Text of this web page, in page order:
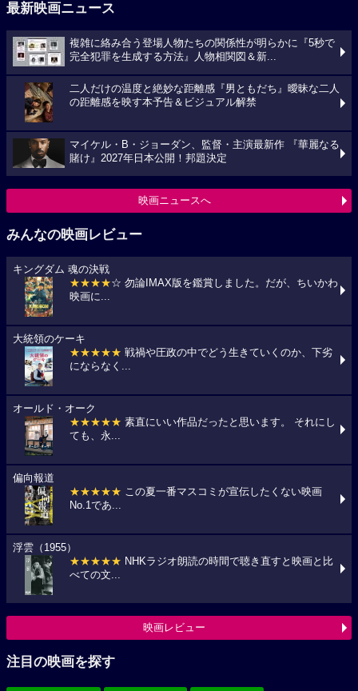
最新映画ニュース
複雑に絡み合う登場人物たちの関係性が明らかに『5秒で
完全犯罪を生成する方法』人物相関図＆新...
二人だけの温度と絶妙な距離感『男ともだち』曖昧な二人
の距離感を映す本予告＆ビジュアル解禁
マイケル・B・ジョーダン、監督・主演最新作 『華麗なる
賭け』2027年日本公開！邦題決定
映画ニュースへ
みんなの映画レビュー
キングダム 魂の決戦
★★★★☆ 勿論IMAX版を鑑賞しました。だが、ちいかわ
映画に...
大統領のケーキ
★★★★★ 戦禍や圧政の中でどう生きていくのか、下劣
にならなく...
オールド・オーク
★★★★★ 素直にいい作品だったと思います。 それにし
ても、永...
偏向報道
★★★★★ この夏一番マスコミが宣伝したくない映画
No.1であ...
浮雲（1955）
★★★★★ NHKラジオ朗読の時間で聴き直すと映画と比
べての文...
映画レビュー
注目の映画を探す